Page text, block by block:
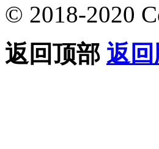
© 2018-2020
返回顶部 返